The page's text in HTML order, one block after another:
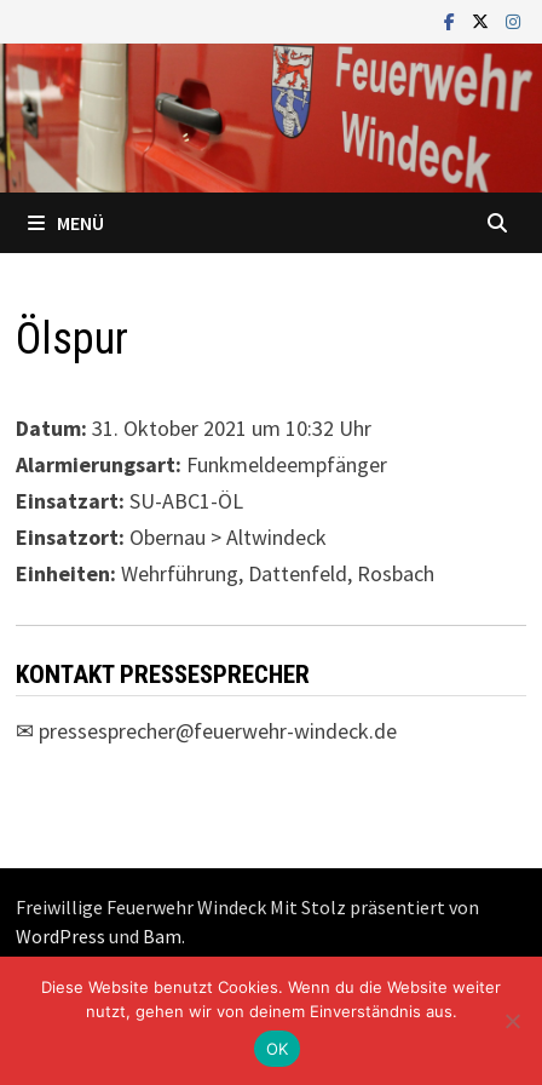
Inhalt
springen
MENÜ
Ölspur
Datum: 31. Oktober 2021 um 10:32 Uhr
Alarmierungsart: Funkmeldeempfänger
Einsatzart: SU-ABC1-ÖL
Einsatzort: Obernau > Altwindeck
Einheiten: Wehrführung, Dattenfeld, Rosbach
KONTAKT PRESSESPRECHER
✉ pressesprecher@feuerwehr-windeck.de
Freiwillige Feuerwehr Windeck Mit Stolz präsentiert von
WordPress und Bam.
Diese Website benutzt Cookies. Wenn du die Website weiter
nutzt, gehen wir von deinem Einverständnis aus.
OK